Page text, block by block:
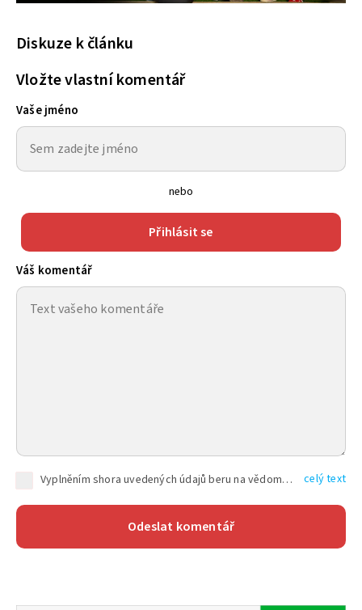
Diskuze k článku
Vložte vlastní komentář
Vaše jméno
nebo
Přihlásit se
Váš komentář
Vyplněním shora uvedených údajů beru na vědomí, že společnost TEXT FACTORY s.r.o., sídlem Brno, Durďákova 336/29, Černá Pole, PSČ: 613 00, IČ: 06157831, zapsané u Krajského soudu v Brně, oddíl C, vložka 100399, bude zpracovávat mé osobní údaje uvedené v rámci mnou vyplněného registračního formuláře na základě oprávněných zájmů TEXT FACTORY s.r.o. dle čl. 6 odst. 1 písm. f) GDPR a pro splnění právních povinností (čl. 6 odst. 1 písm. c) GDPR), a to pro tyto účely: nezbytnost zajistit oprávnění návštěvníka webových stránek provozovaných společností TEXT FACTORY s.r.o. přispívat aktivně ke zveřejněným článkům nebo v rámci diskusních fór a výkon práv TEXT FACTORY s.r.o. jako administrátora těchto diskusních fór. Více informací o zpracování osobních údajů a právech lze nalézt v celý text